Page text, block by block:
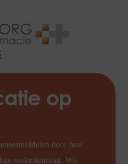
op
door heel
ondersteuning. Wij